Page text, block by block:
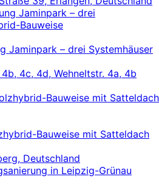
Jaminpark – drei Systemhäuser
4c, 4d, Wehneltstr. 4a, 4b
Bauweise mit Satteldach
Deutschland